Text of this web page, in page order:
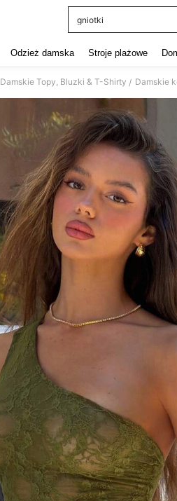
gniotki
Odzież damska Stroje plażowe
Damskie Topy, Bluzki & T-Shirty / Damskie